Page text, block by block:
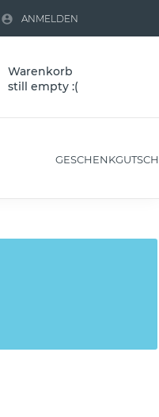
 ANMELDEN
Warenkorb
still empty :(